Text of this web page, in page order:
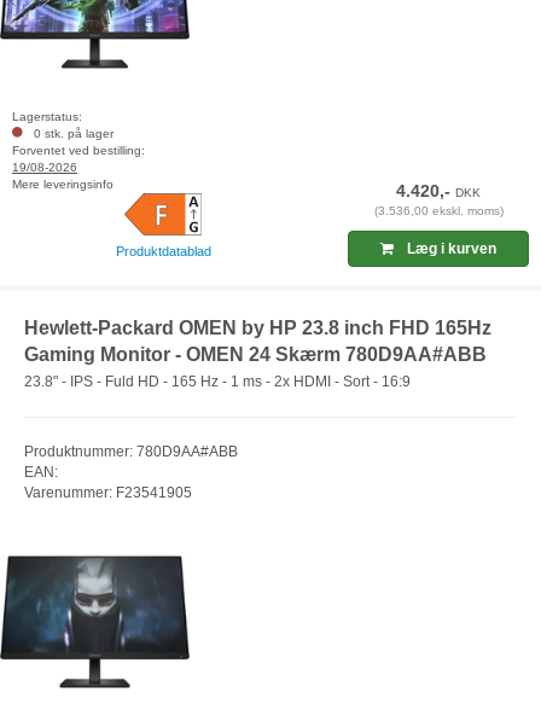
Lagerstatus:
0 stk. på lager
Forventet ved bestilling:
19/08-2026
Mere leveringsinfo
Produktdatablad
4.420,-DKK
(3.536,00 ekskl. moms)
Læg i kurven
Hewlett-Packard OMEN by HP 23.8 inch FHD 165Hz
Gaming Monitor - OMEN 24 Skærm 780D9AA#ABB
23.8" - IPS - Fuld HD - 165 Hz - 1 ms - 2x HDMI - Sort - 16:9
Produktnummer: 780D9AA#ABB
EAN:
Varenummer: F23541905